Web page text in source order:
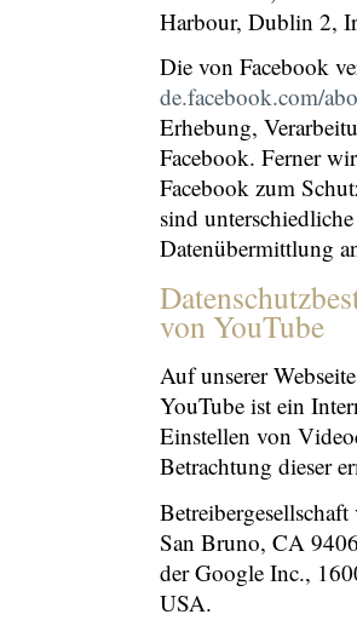
Harbour, Dublin 2,
Die von Facebook
de.facebook.com/
Erhebung,
Facebook. Ferner
Facebook zum
sind
Datenübermittlung
von YouTube
Auf unserer
YouTube ist ein
Einstellen von
Betrachtung dieser
San Bruno, CA
der Google Inc.,
USA.